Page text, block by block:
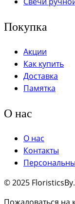
Покупка
Акции
Как купить
Доставка
Памятка
О нас
О нас
Контакты
© 2025